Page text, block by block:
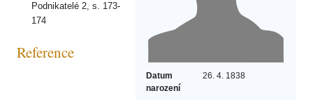
Datum
narození
26. 4. 1838
Podnikatelé 2, s. 173-
174
Reference